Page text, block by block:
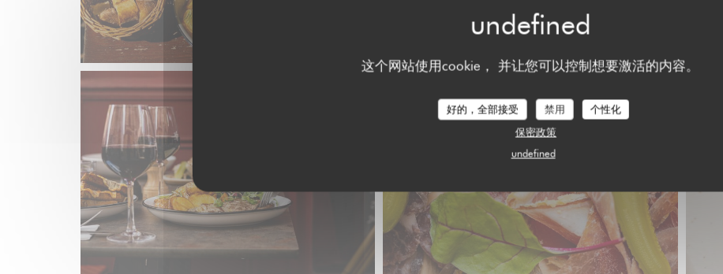
这个网站使用cookie， 并让您可以控制想要激活的内容。
好的，全部接受 禁用
个性化
保密政策
undefined